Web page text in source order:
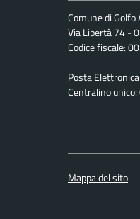
Comune di Golfo
Via Libertà 74 -
Codice fiscale:
Posta
Centralino
Mappa del sito